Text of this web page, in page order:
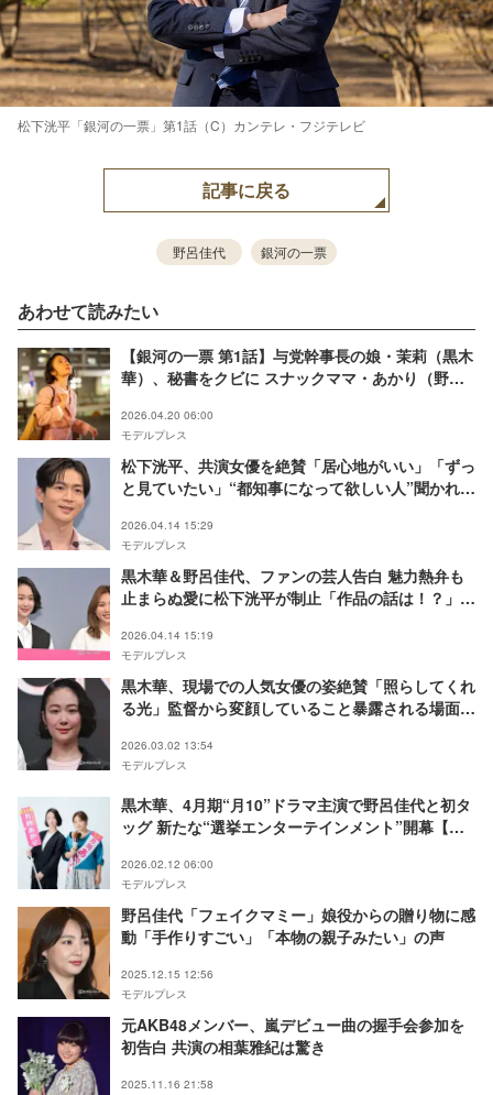
松下洸平「銀河の一票」第1話（C）カンテレ・フジテレビ
記事に戻る
野呂佳代 銀河の一票
あわせて読みたい
【銀河の一票 第1話】与党幹事長の娘・茉莉（黒木
華）、秘書をクビに スナックママ・あかり（野呂
2026.04.20 06:00
モデルプレス
松下洸平、共演女優を絶賛「居心地がいい」「ずっ
と見ていたい」“都知事になって欲しい人”聞かれ名
2026.04.14 15:29
モデルプレス
黒木華＆野呂佳代、ファンの芸人告白 魅力熱弁も
止まらぬ愛に松下洸平が制止「作品の話は！？」
2026.04.14 15:19
モデルプレス
黒木華、現場での人気女優の姿絶賛「照らしてくれ
る光」監督から変顔していること暴露される場面も
2026.03.02 13:54
モデルプレス
黒木華、4月期“月10”ドラマ主演で野呂佳代と初タ
ッグ 新たな“選挙エンターテインメント”開幕【銀
2026.02.12 06:00
モデルプレス
野呂佳代「フェイクマミー」娘役からの贈り物に感
動「手作りすごい」「本物の親子みたい」の声
2025.12.15 12:56
モデルプレス
元AKB48メンバー、嵐デビュー曲の握手会参加を
初告白 共演の相葉雅紀は驚き
2025.11.16 21:58